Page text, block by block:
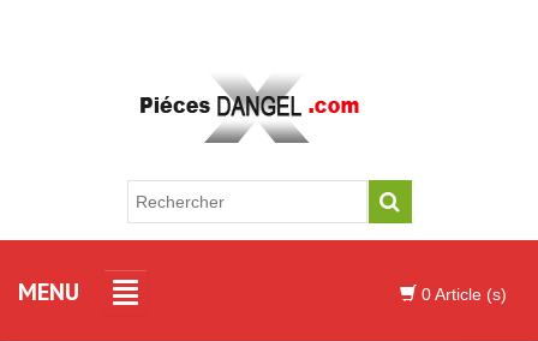
MENU 0 Article (s)